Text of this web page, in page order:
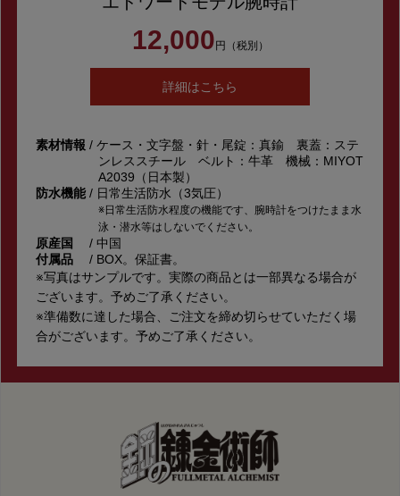
12,000円（税別）
詳細はこちら
素材情報 / ケース・文字盤・針・尾錠：真鍮 裏蓋：ステ
ンレススチール ベルト：牛革 機械：MIYOT
A2039（日本製）
防水機能/ 日常生活防水（3気圧）
※日常生活防水程度の機能です、腕時計をつけたまま水
泳・潜水等はしないでください。
原産国
/ 中国
付属品
/ BOX。保証書。
※写真はサンプルです。実際の商品とは一部異なる場合が
ございます。予めご了承ください。
※準備数に達した場合、ご注文を締め切らせていただく場
合がございます。予めご了承ください。